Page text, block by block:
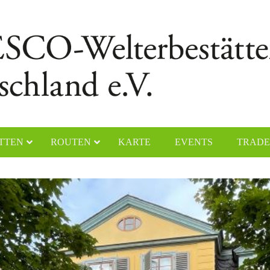
Dom
Dom
„Die Wies“
Lorsch
Naumburger Dom
Klosteranlage Maulbronn
Kölner Dom
Klosterinsel Reichenau
ROUTEN KARTE EVENTS